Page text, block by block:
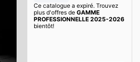
Ce catalogue a expiré. Trouvez
plus d'offres de GAMME
PROFESSIONNELLE 2025-2026
bientôt!